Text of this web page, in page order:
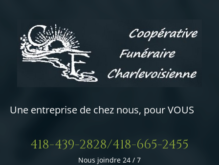
Une entreprise de chez nous, pour VOUS
418-439-2828/418-665-2455
Nous joindre 24 / 7